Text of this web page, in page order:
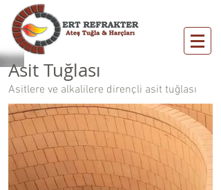
Asit Tuğlası
Asitlere ve alkalilere dirençli asit tuğlası